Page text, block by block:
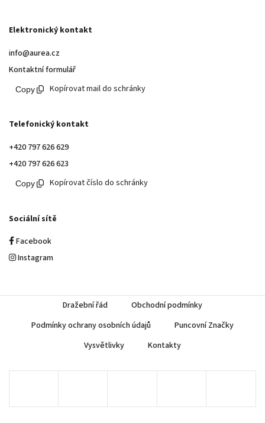
Elektronický kontakt
info@aurea.cz
Kontaktní formulář
Kopírovat mail do schránky
Telefonický kontakt
+420 797 626 629
+420 797 626 623
Kopírovat číslo do schránky
Sociální sítě
Facebook
Instagram
Dražební řád
Obchodní podmínky
Podmínky ochrany osobních údajů
Puncovní Značky
Vysvětlivky
Kontakty